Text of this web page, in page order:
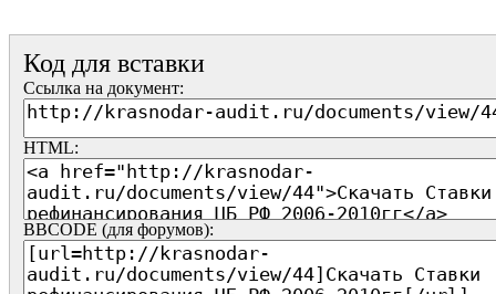
Код для вставки
Ссылка на документ:
HTML:
BBCODE (для форумов):